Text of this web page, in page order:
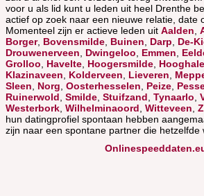
voor u als lid kunt u leden uit heel Drenthe
actief op zoek naar een nieuwe relatie, date
Momenteel zijn er actieve leden uit Aalden
Borger, Bovensmilde Buinen Darp De-
Drouwenerveen
Dwingeloo Emmen
Grolloo
Havelte Hoogersmilde
Klazinaveen
Kolderveen Lieveren
Sleen
Norg Oosterhesselen Peize
Ruinerwold Smilde Stuifzand Tynaarlo
Westerbork Wilhelminaoord Witteveen
hun datingprofiel spontaan hebben
zijn naar een spontane partner die hetzelfde